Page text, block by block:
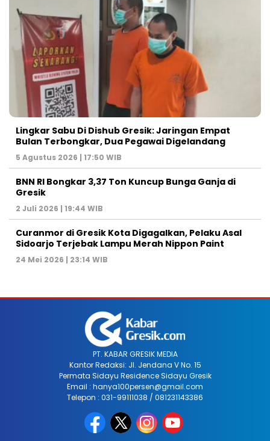
Lingkar Sabu Di Dishub Gresik: Jaringan Empat
Bulan Terbongkar, Dua Pegawai Digelandang
5 Agustus 2026 | 17:50 WIB
BNN RI Bongkar 3,37 Ton Kuncup Bunga Ganja di
Gresik
2 Juli 2026 | 19:44 WIB
Curanmor di Gresik Kota Digagalkan, Pelaku Asal
Sidoarjo Terjebak Lampu Merah Nippon Paint
24 Mei 2026 | 23:14 WIB
PT. KABAR GRESIK MEDIA
Kantor Redaksi: Jl. Jendana V No. 15
Permata Sidayu Residence Sidayu Gresik
Email : hanya100persen@gmail.com
Telepon : 031-99111038 / 081231143386